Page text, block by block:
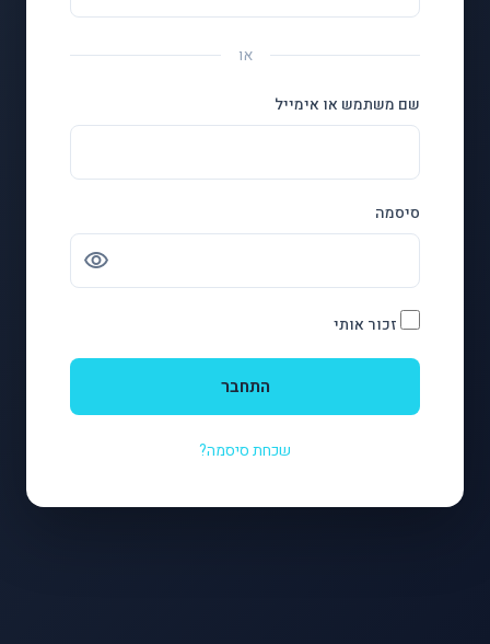
או
שם משתמש או אימייל
סיסמה
visibility
זכור אותי
התחבר
שכחת סיסמה?